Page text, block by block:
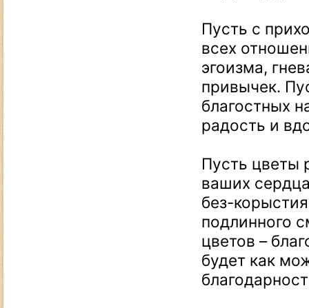
Пусть с
всех
эгоизма,
привычек.
благостных
радость и
Пусть цветы
ваших
без-
подлинного
цветов –
будет как